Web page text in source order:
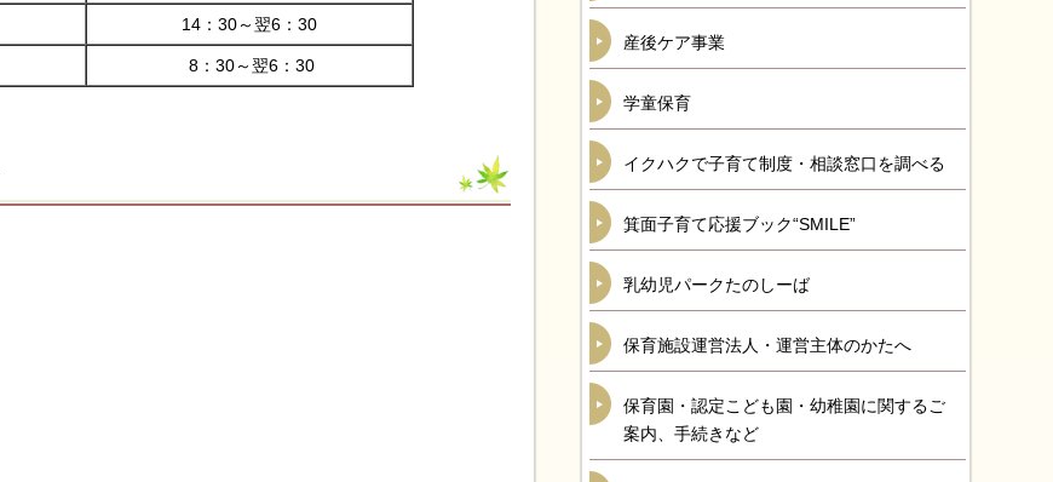
14：30～翌6：30
8：30～翌6：30
産後ケア事業
学童保育
イクハクで子育て制度・相談窓口を調べる
箕面子育て応援ブック“SMILE”
乳幼児パークたのしーば
保育施設運営法人・運営主体のかたへ
保育園・認定こども園・幼稚園に関するご
案内、手続きなど